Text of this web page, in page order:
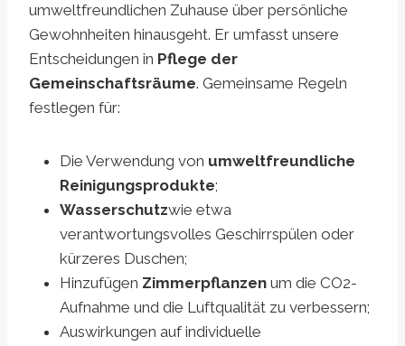
umweltfreundlichen Zuhause über persönliche
Gewohnheiten hinausgeht. Er umfasst unsere
Entscheidungen in Pflege der
Gemeinschaftsräume. Gemeinsame Regeln
festlegen für:
Die Verwendung von umweltfreundliche
Reinigungsprodukte;
Wasserschutzwie etwa
verantwortungsvolles Geschirrspülen oder
kürzeres Duschen;
Hinzufügen Zimmerpflanzen um die CO2-
Aufnahme und die Luftqualität zu verbessern;
Auswirkungen auf individuelle